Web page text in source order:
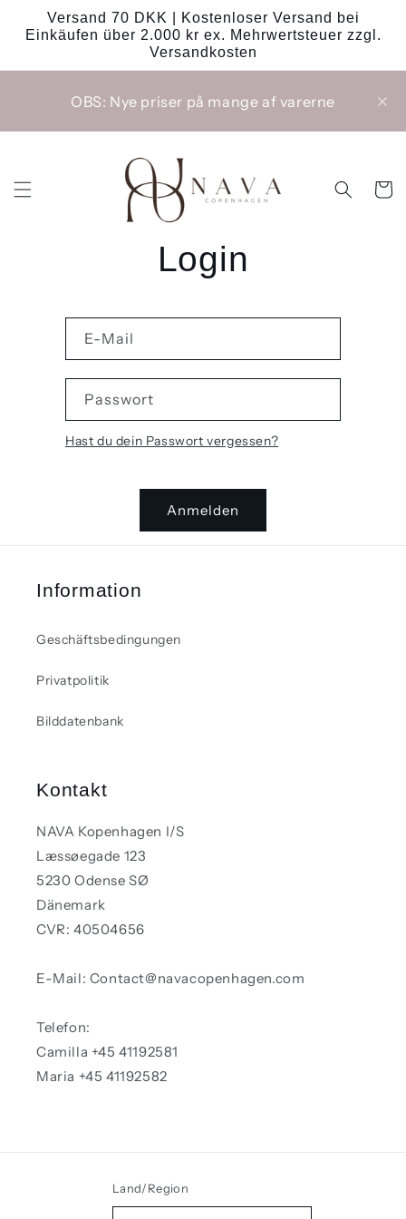
zum
Inhalt
Versand 70 DKK | Kostenloser Versand bei
Einkäufen über 2.000 kr ex. Mehrwertsteuer zzgl.
Versandkosten
OBS: Nye priser på mange af varerne
Login
E-Mail
Passwort
Hast du dein Passwort vergessen?
Anmelden
Information
Geschäftsbedingungen
Privatpolitik
Bilddatenbank
Kontakt
NAVA Kopenhagen I/S
Læssøegade 123
5230 Odense SØ
Dänemark
CVR: 40504656
E-Mail: Contact@navacopenhagen.com
Telefon:
Camilla +45 41192581
Maria +45 41192582
Land/Region